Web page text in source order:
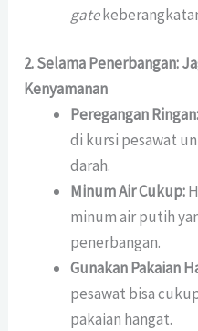
gate
2. Selama Penerbangan:
Kenyamanan
Peregangan Ringan:
di kursi pesawat
darah.
Minum Air Cukup:
minum air putih
penerbangan.
Gunakan Pakaian
pesawat bisa
pakaian hangat.